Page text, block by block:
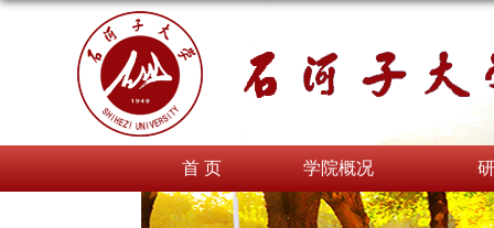
首 页 学院概况